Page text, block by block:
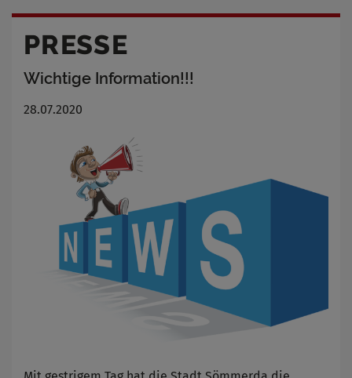
PRESSE
Wichtige Information!!!
28.07.2020